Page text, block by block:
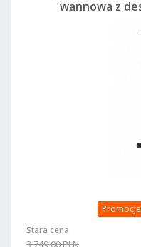
Promocja
Stara cena
3 749,00 PLN
wannowa z
250